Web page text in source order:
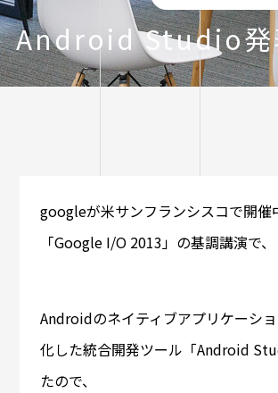
Android Studio発
googleが米サンフランシスコで開催
「Google I/O 2013」の基調講演で、
Androidのネイティブアプリケーシ
化した統合開発ツール「Android
たので、